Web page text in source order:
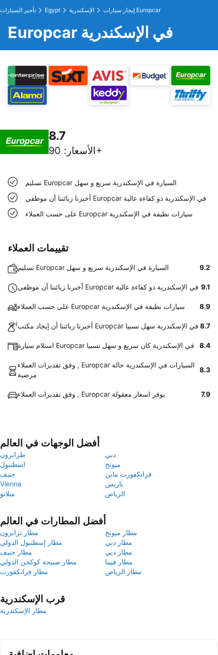
تأجير السيارات Egypt الإسكندرية إيجار سيارات Europcar
Europcar في الإسكندرية
8.7
الأسعار : 90+
تسليم Europcar السيارة في الإسكندرية سريع و سهل
أخبرنا زبائننا أن موظفي Europcar في الإسكندرية ذو كفاءة عالية
على حسب العملاء Europcar سيارات نظيفة في الإسكندرية
تقييمات العملاء
تسليم Europcar السيارة في الإسكندرية سريع و سهل 9.2
أخبرنا زبائننا أن موظفي Europcar في الإسكندرية ذو كفاءة عالية 9.1
على حسب العملاء Europcar سيارات نظيفة في الإسكندرية 8.9
أخبرنا زبائننا أن إيجاد مكتب Europcar في الإسكندرية سهل نسبيا 8.7
استلام سيارة Europcar في الإسكندرية كان سريع و سهل نسبيا 8.4
وفق تقديرات العملاء , Europcar السيارات في الإسكندرية حالة
مرضية
8.3
وفق تقديرات العملاء , Europcar يوفر اسعار معقولة 7.9
أفضل الوجهات في العالم
طرابزون
دبي
اسطنبول
ميونخ
جنيف
فرانكفورت ماين
Vienna
باريس
ميلانو
الرياض
أفضل المطارات في العالم
مطار ترابزون
مطار ميونخ
مطار إسطنبول الدولي
مطار دبي
مطار جنيف
مطار دبي
مطار صبيحة كوكجن الدولي
مطار فيينا
مطار فرانكفورت
مطار الرياض
قرب الإسكندرية
مطار الإسكندرية